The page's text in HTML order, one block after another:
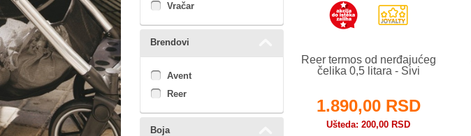
Vračar
Brendovi
Avent
Reer
Boja
Reer termos od nerđajućeg
čelika 0,5 litara - Sivi
1.890,00 RSD
Ušteda 200,00 RSD